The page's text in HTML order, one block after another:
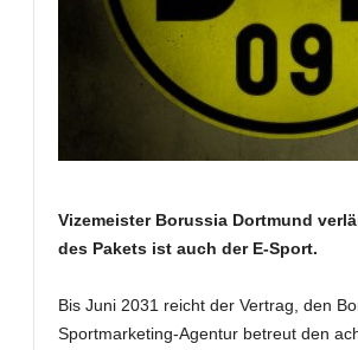
Vizemeister Borussia Dortmund
des Pakets ist auch der E-Sport.
Bis Juni 2031 reicht der Vertrag, den
Sportmarketing-Agentur betreut den